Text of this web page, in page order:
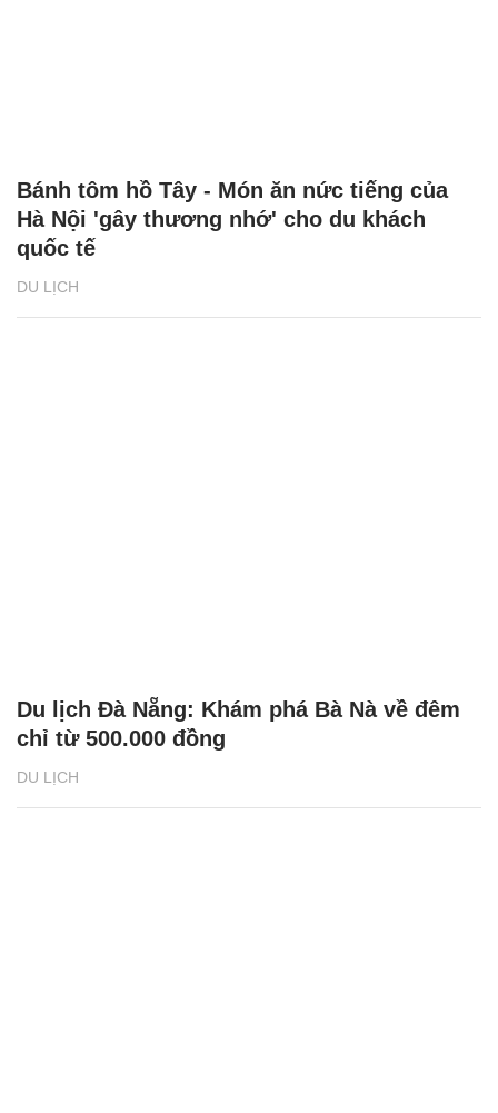
DU LỊCH
Bánh tôm hồ Tây - Món ăn nức tiếng của
Hà Nội 'gây thương nhớ' cho du khách
quốc tế
DU LỊCH
Du lịch Đà Nẵng: Khám phá Bà Nà về đêm
chỉ từ 500.000 đồng